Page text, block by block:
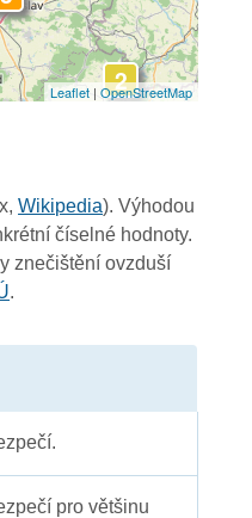
2
Leaflet| OpenStreetMap
Wikipedia). Výhodou
číselné hodnoty.
znečištění ovzduší
.
pro většinu